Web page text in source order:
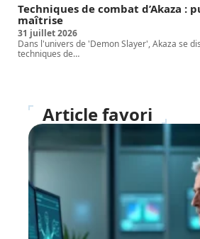
Techniques de combat d’Akaza :
maîtrise
31 juillet 2026
Dans l'univers de 'Demon Slayer', Akaza se
techniques de…
Article favori